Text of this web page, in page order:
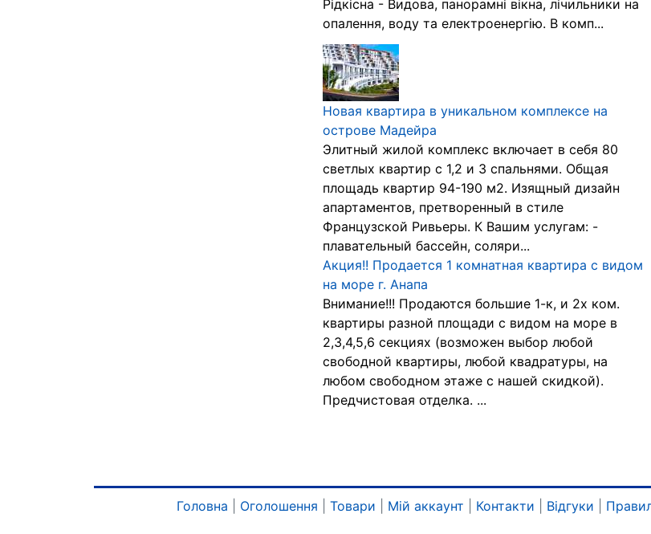
Рідкісна - Видова, панорамні вікна, лічильники на
опалення, воду та електроенергію. В комп...
Новая квартира в уникальном комплексе на
острове Мадейра
Элитный жилой комплекс включает в себя 80
светлых квартир с 1,2 и 3 спальнями. Общая
площадь квартир 94-190 м2. Изящный дизайн
апартаментов, претворенный в стиле
Французской Ривьеры. К Вашим услугам: -
плавательный бассейн, соляри...
Акция!! Продается 1 комнатная квартира с видом
на море г. Анапа
Внимание!!! Продаются большие 1-к, и 2х ком.
квартиры разной площади с видом на море в
2,3,4,5,6 секциях (возможен выбор любой
свободной квартиры, любой квадратуры, на
любом свободном этаже с нашей скидкой).
Предчистовая отделка. ...
Головна Оголошення Товари Мій аккаунт Контакти Відгуки